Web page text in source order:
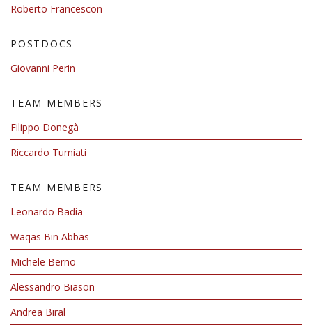
Roberto Francescon
POSTDOCS
Giovanni Perin
TEAM MEMBERS
Filippo Donegà
Riccardo Tumiati
TEAM MEMBERS
Leonardo Badia
Waqas Bin Abbas
Michele Berno
Alessandro Biason
Andrea Biral